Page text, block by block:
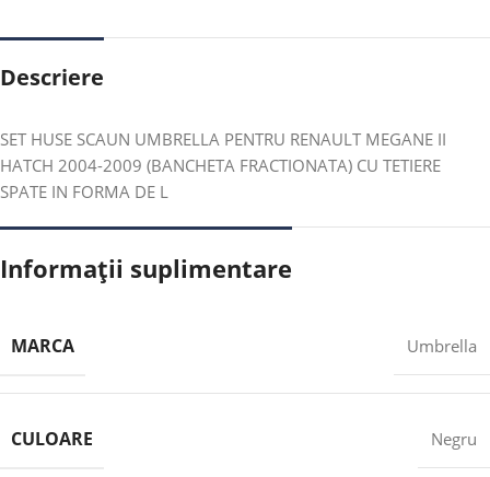
Descriere
SET HUSE SCAUN UMBRELLA PENTRU RENAULT MEGANE II
HATCH 2004-2009 (BANCHETA FRACTIONATA) CU TETIERE
SPATE IN FORMA DE L
Informații suplimentare
MARCA Umbrella
CULOARE Negru